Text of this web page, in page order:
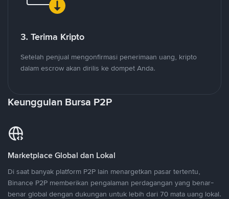
3. Terima Kripto
Setelah penjual mengonfirmasi penerimaan uang, kripto
dalam escrow akan dirilis ke dompet Anda.
Keunggulan Bursa P2P
Marketplace Global dan Lokal
Di saat banyak platform P2P lain menargetkan pasar tertentu,
Binance P2P memberikan pengalaman perdagangan yang benar-
benar global dengan dukungan untuk lebih dari 70 mata uang lokal.